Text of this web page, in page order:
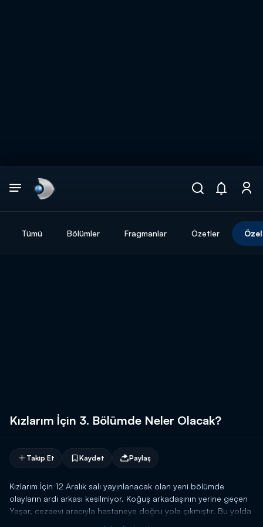
Tümü Bölümler Fragmanlar Özetler
Kızlarım İçin 3. Bölümde Neler Olacak?
Takip Et Kaydet Paylaş
Kızlarım İçin 12 Aralık salı yayınlanacak olan yeni bölümde
olayların ardı arkası kesilmiyor. Koğuş arkadaşının yerine geçen
Yaşar, cezaevi aracıyla hastaneye doğru yola çıkmıştır. Bu yolda